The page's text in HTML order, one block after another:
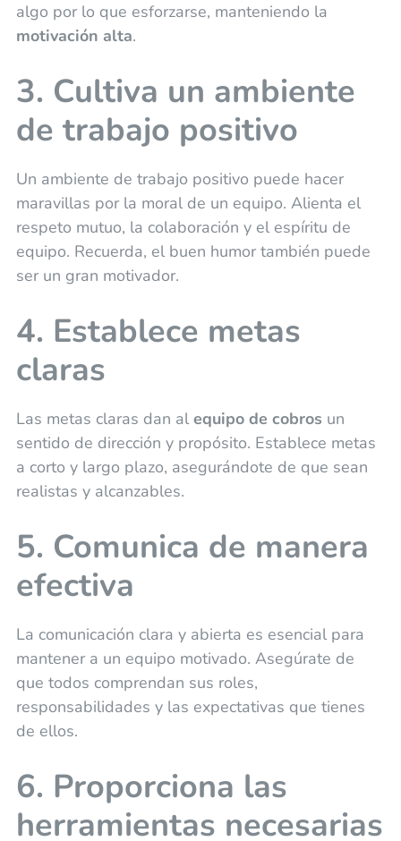
algo por lo que esforzarse, manteniendo la
motivación alta.
3. Cultiva un ambiente
de trabajo positivo
Un ambiente de trabajo positivo puede hacer
maravillas por la moral de un equipo. Alienta el
respeto mutuo, la colaboración y el espíritu de
equipo. Recuerda, el buen humor también puede
ser un gran motivador.
4. Establece metas
claras
Las metas claras dan al equipo de cobros un
sentido de dirección y propósito. Establece metas
a corto y largo plazo, asegurándote de que sean
realistas y alcanzables.
5. Comunica de manera
efectiva
La comunicación clara y abierta es esencial para
mantener a un equipo motivado. Asegúrate de
que todos comprendan sus roles,
responsabilidades y las expectativas que tienes
de ellos.
6. Proporciona las
herramientas necesarias